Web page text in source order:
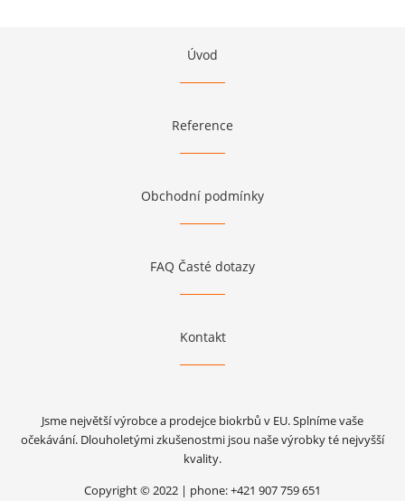
Úvod
Reference
Obchodní podmínky
FAQ Časté dotazy
Kontakt
Jsme největší výrobce a prodejce biokrbů v EU. Splníme vaše
očekávání. Dlouholetými zkušenostmi jsou naše výrobky té nejvyšší
kvality.
Copyright © 2022 | phone: +421 907 759 651